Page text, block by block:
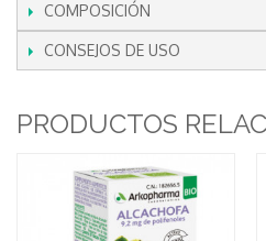
COMPOSICIÓN
CONSEJOS DE USO
PRODUCTOS